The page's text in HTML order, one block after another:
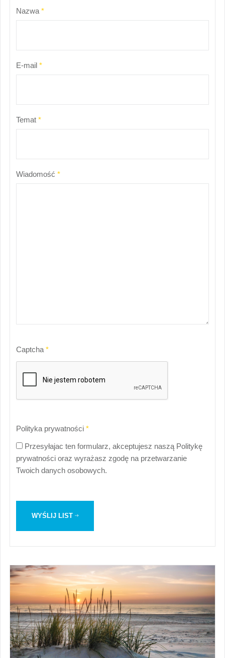
Nazwa *
E-mail *
Temat *
Wiadomość *
Captcha *
Polityka prywatności *
prywatności oraz wyrażasz zgodę na przetwarzanie
Twoich danych osobowych.
WYŚLIJ LIST